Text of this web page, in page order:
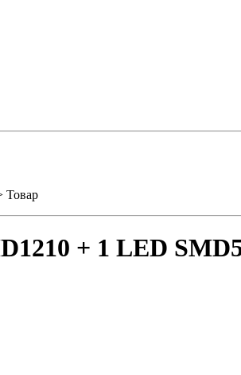
Товар
+ 1 LED